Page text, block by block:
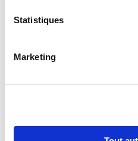
Statistiques
Marketing